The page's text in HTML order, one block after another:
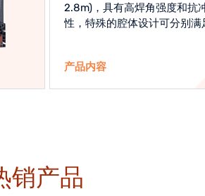
2.8m)，具有高焊角强度和抗
性，特殊的腔体设计可分别满
产品内容
销产品